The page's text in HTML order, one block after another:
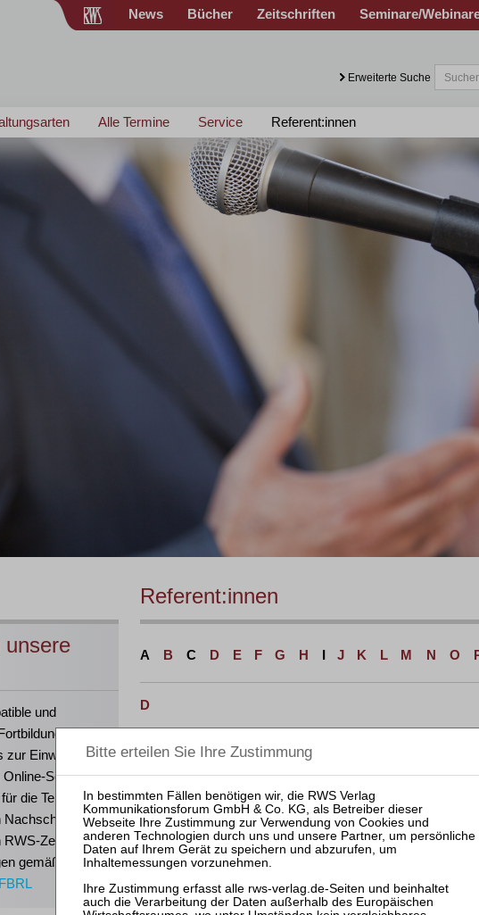
News Bücher Zeitschriften Seminare/
Erweiterte Suche
Alle Termine Service Referent:innen
unsere
und
zur Einwahl und
Seminar
die Teilnahme,
Nachschlagen
RWS-Zertifikats
gemäß
GOI,
Referent:innen
A B C D E F G H I J K L M N O
D
Dahms, Michael
Denkhaus, Stefan
Deppe, Monika
zurück